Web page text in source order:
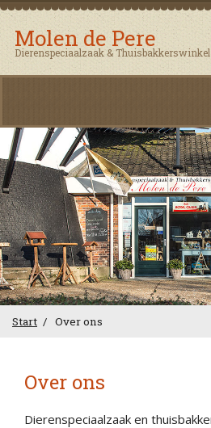
Molen de Pere
Dierenspeciaalzaak & Thuisbakkerswinkel
Start Over ons
Over ons
Dierenspeciaalzaak en